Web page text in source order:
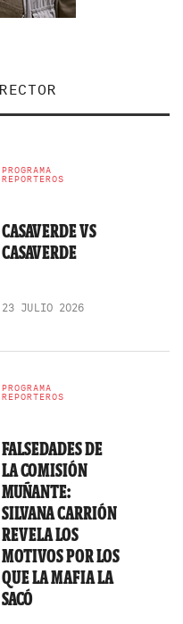
PROGRAMA
REPORTEROS
CASAVERDE VS
CASAVERDE
23 JULIO 2026
PROGRAMA
REPORTEROS
FALSEDADES DE
LA COMISIÓN
MUÑANTE:
SILVANA CARRIÓN
REVELA LOS
MOTIVOS POR LOS
QUE LA MAFIA LA
SACÓ